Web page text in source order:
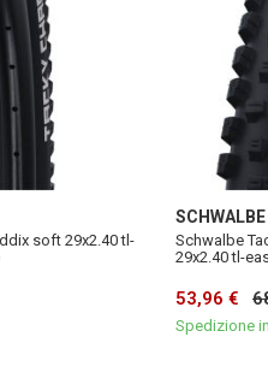
soft 29x2.40 tl-
SCHWALBE
Schwalbe
29x2.40 tl-
53,96 €
Spedizione